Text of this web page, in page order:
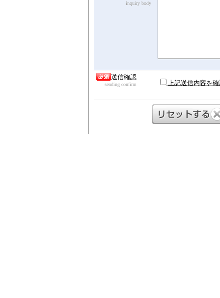
inquiry body
送信確認
sending confirm 上記送信内容を